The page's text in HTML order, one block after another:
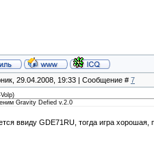
29.04.2008, 19:33 | Сообщение # 7
)
Gravity Defied v.2.0
ввиду GDE71RU, тогда игра